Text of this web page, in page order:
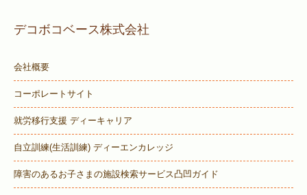
デコボコベース株式会社
会社概要
コーポレートサイト
就労移行支援 ディーキャリア
自立訓練(生活訓練) ディーエンカレッジ
障害のあるお子さまの施設検索サービス凸凹ガイド